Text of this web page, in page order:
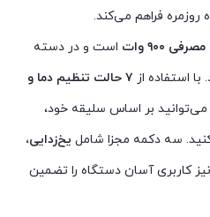
روزمره فراهم می‌کند.
۹۰۰ وات
است و در دسته
استفاده از
۷ حالت تنظیم دما و
می‌توانید بر اساس سلیقه خود،
کنید. سه دکمه مجزا شامل یخ‌زدایی،
نیز کاربری آسان دستگاه را تضمین